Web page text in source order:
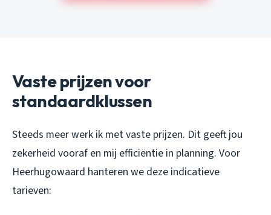
Vaste prijzen voor
standaardklussen
Steeds meer werk ik met vaste prijzen. Dit geeft jou
zekerheid vooraf en mij efficiëntie in planning. Voor
Heerhugowaard hanteren we deze indicatieve
tarieven: